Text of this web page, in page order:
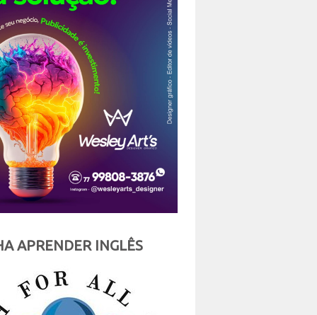
APRENDER INGLÊS